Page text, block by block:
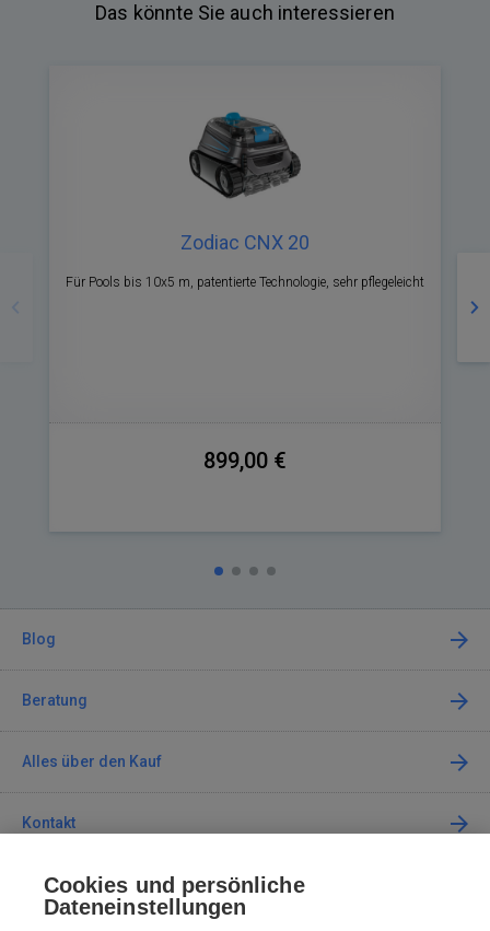
Das könnte Sie auch interessieren
Zodiac CNX 20
Für Pools bis 10x5 m, patentierte Technologie, sehr pflegeleicht
899,00 €
Blog
Beratung
Alles über den Kauf
Kontakt
Kontaktieren Sie uns
Cookies und persönliche
Dateneinstellungen